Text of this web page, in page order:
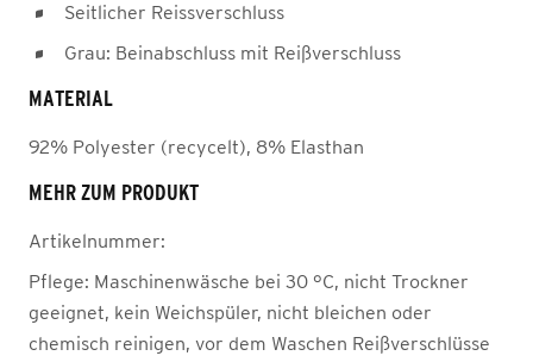
Seitlicher Reissverschluss
Grau: Beinabschluss mit Reißverschluss
MATERIAL
92% Polyester (recycelt), 8% Elasthan
MEHR ZUM PRODUKT
Artikelnummer:
Pflege: Maschinenwäsche bei 30 °C, nicht Trockner
geeignet, kein Weichspüler, nicht bleichen oder
chemisch reinigen, vor dem Waschen Reißverschlüsse